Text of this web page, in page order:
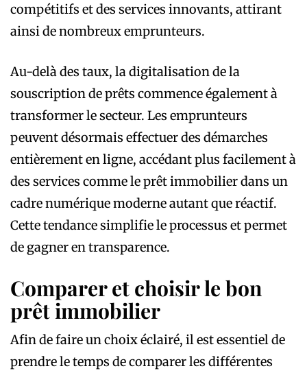
compétitifs et des services innovants, attirant
ainsi de nombreux emprunteurs.
Au-delà des taux, la digitalisation de la
souscription de prêts commence également à
transformer le secteur. Les emprunteurs
peuvent désormais effectuer des démarches
entièrement en ligne, accédant plus facilement à
des services comme le prêt immobilier dans un
cadre numérique moderne autant que réactif.
Cette tendance simplifie le processus et permet
de gagner en transparence.
Comparer et choisir le bon
prêt immobilier
Afin de faire un choix éclairé, il est essentiel de
prendre le temps de comparer les différentes